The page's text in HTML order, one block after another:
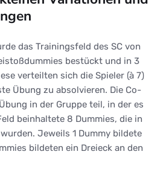
das Trainingsfeld des SC von
bestückt und in 3
verteilten sich die Spieler (à 7)
Übung zu absolvieren. Die Co-
in der Gruppe teil, in der es
beinhaltete 8 Dummies, die in
Jeweils 1 Dummy bildete
bildeten ein Dreieck an den